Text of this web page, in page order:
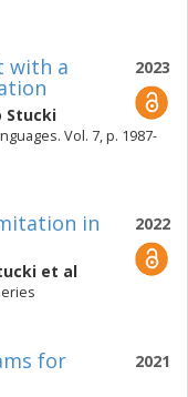
2023
with a
Stucki
Vol. 7, p. 1987-
2022
in
et al
2021
for